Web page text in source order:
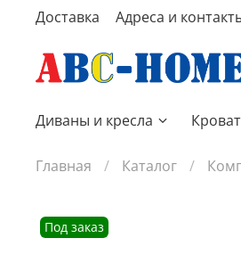
Доставка Адреса и
Диваны и кресла
Главная Каталог
Под заказ